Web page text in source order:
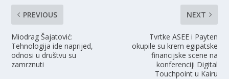
PREVIOUS
Miodrag Šajatović:
Tehnologija ide naprijed,
odnosi u društvu su
zamrznuti
NEXT
Tvrtke ASEE i Payten
okupile su krem ​​egipatske
financijske scene na
konferenciji Digital
Touchpoint u Kairu